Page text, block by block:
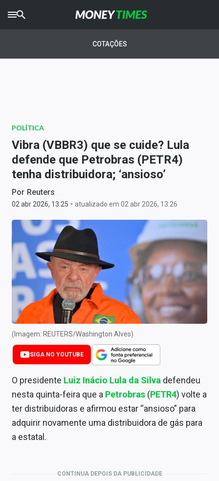
AGROTIMES
Newsletters
Money Trader
Anuncie
Últimas Notícias
Newsletters
Cotações
Comprar ou vender?
Carteiras Recomendadas
Central de Dividendos
Central de Fundos Imobiliários
Central dos IPOs
Renda Fixa
Finanças Pessoais
Mercados
Economia
COTAÇÕES
POLÍTICA
Vibra (VBBR3) que se cuide? Lula
defende que Petrobras (PETR4)
tenha distribuidora; ‘ansioso’
Por Reuters
02 abr 2026, 13:25 - atualizado em 02 abr 2026, 13:26
(Imagem: REUTERS/Washington Alves)
SIGA NO YOUTUBE
O presidente Luiz Inácio Lula da Silva defendeu
nesta quinta-feira que a Petrobras (PETR4) volte a
ter distribuidoras e afirmou estar “ansioso” para
adquirir novamente uma distribuidora de gás para
a estatal.
CONTINUA DEPOIS DA PUBLICIDADE